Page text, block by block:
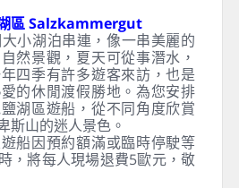
區 Salzkammergut
小湖泊串連，像一串美麗的
然景觀，夏天可從事潛水，
四季有許多遊客來訪，也是
的休閒渡假勝地。為您安排
湖區遊船，從不同角度欣賞
斯山的迷人景色。
船因預約額滿或臨時停駛等
，將每人現場退費5歐元，敬